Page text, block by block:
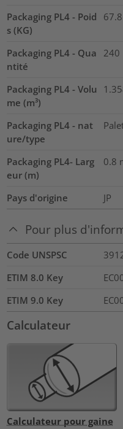
Packaging PL4 - Poid
s (KG)
67.8
Packaging PL4 - Qua
ntité
240
Packaging PL4 - Volu
me (m³)
Packaging PL4 - nat
ure/type
Packaging PL4- Larg
eur (m)
0.8
Pays d'origine JP
Pour plus
Code UNSPSC
ETIM 8.0 Key
ETIM 9.0 Key
Calculateur
Calculateur pour gaine